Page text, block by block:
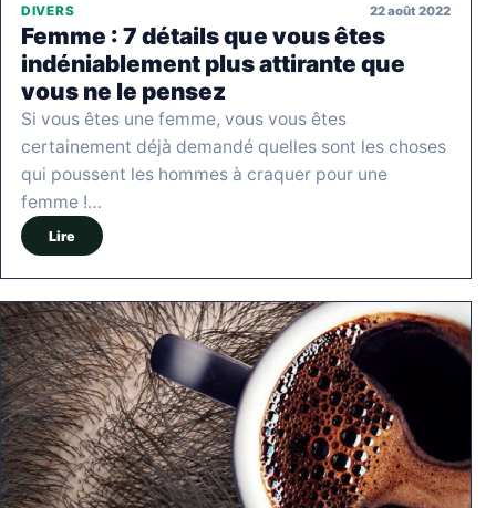
DIVERS 22 août 2022
Femme : 7 détails que vous êtes
indéniablement plus attirante que
vous ne le pensez
Si vous êtes une femme, vous vous êtes
certainement déjà demandé quelles sont les choses
qui poussent les hommes à craquer pour une
femme !…
Lire